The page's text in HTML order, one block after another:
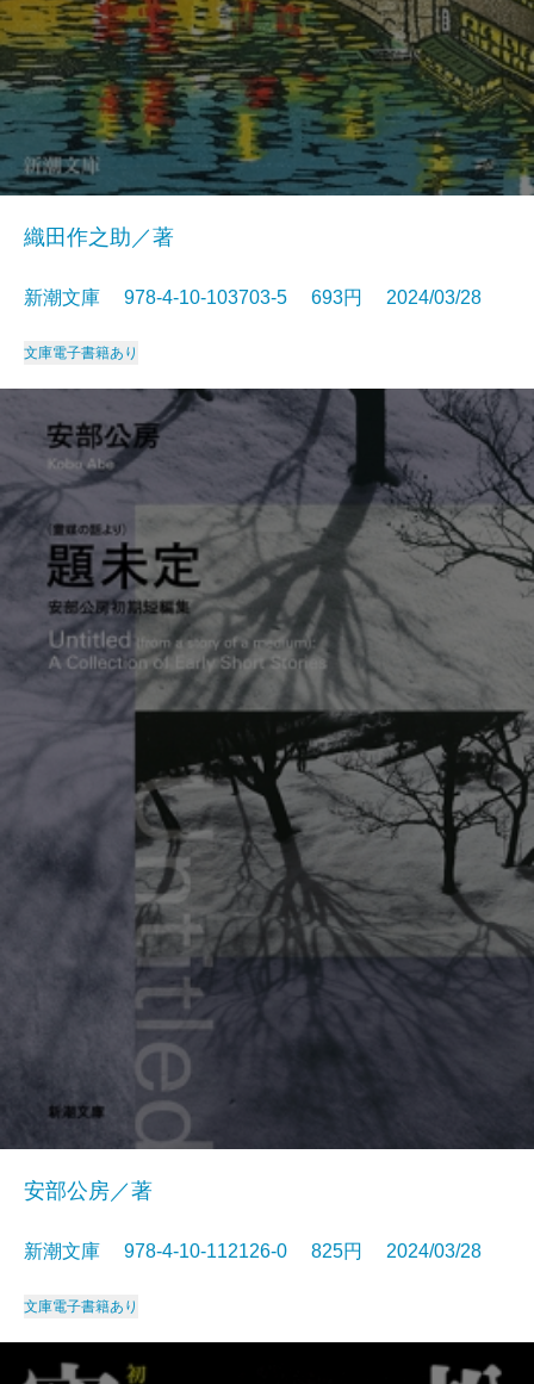
織田作之助／著
新潮文庫 978-4-10-103703-5 693円 2024/03/28
文庫電子書籍あり
安部公房／著
新潮文庫 978-4-10-112126-0 825円 2024/03/28
文庫電子書籍あり